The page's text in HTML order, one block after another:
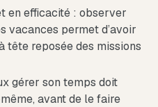
en efficacité : observer
vacances permet d’avoir
tête reposée des missions
gérer son temps doit
avant de le faire